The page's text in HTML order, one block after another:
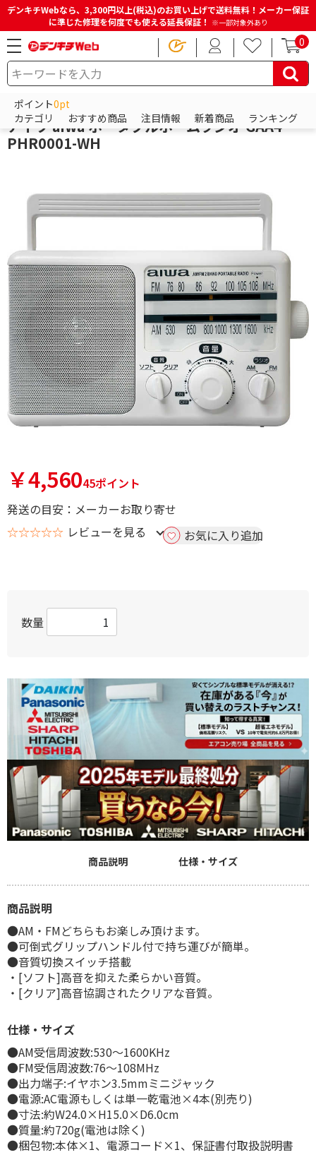
デンキチWebなら、3,300円以上(税込)のお買い上げで送料無料！メーカー保証
に準じた修理を何度でも使える延長保証！ ※一部対象外あり
0
ポイント0pt
カテゴリ
おすすめ商品 注目情報 新着商品 ランキング
HOME 商品一覧ページ オーディオ ラジオ 携帯ラジオ
アイワ
アイワ aiwa ポータブルホームラジオ GAA4-
PHR0001-WH
￥4,56045ポイント
発送の目安：メーカーお取り寄せ
☆☆☆☆☆ レビューを見る お気に入り追加
数量
商品説明 仕様・サイズ
商品説明
●AM・FMどちらもお楽しみ頂けます。
●可倒式グリップハンドル付で持ち運びが簡単。
●音質切換スイッチ搭載
・[ソフト]高音を抑えた柔らかい音質。
・[クリア]高音協調されたクリアな音質。
仕様・サイズ
●AM受信周波数:530～1600KHz
●FM受信周波数:76～108MHz
●出力端子:イヤホン3.5mmミニジャック
●電源:AC電源もしくは単一乾電池×4本(別売り)
●寸法:約W24.0×H15.0×D6.0cm
●質量:約720g(電池は除く)
●梱包物:本体×1、電源コード×1、保証書付取扱説明書